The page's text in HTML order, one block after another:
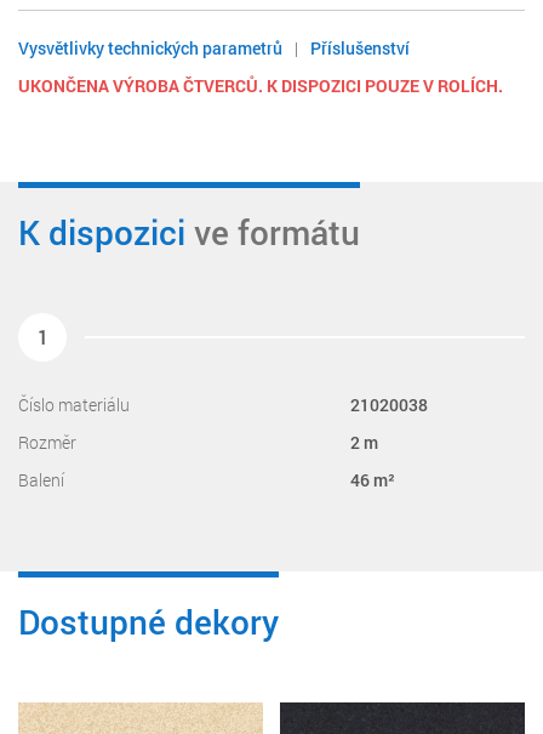
Vysvětlivky technických parametrů |
Příslušenství
UKONČENA VÝROBA ČTVERCŮ. K DISPOZICI POUZE V ROLÍCH.
K dispozici ve formátu
1
Číslo materiálu
21020038
Rozměr
2 m
Balení
46 m²
Dostupné dekory